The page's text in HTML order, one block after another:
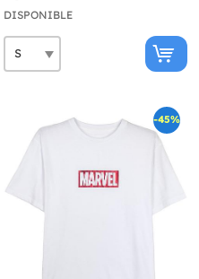
DISPONIBLE
-45%